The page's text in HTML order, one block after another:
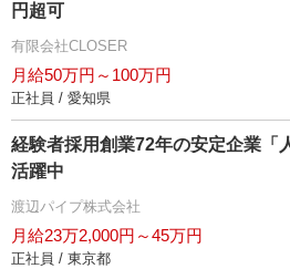
円超可
有限会社CLOSER
月給50万円～100万円
正社員 / 愛知県
経験者採用創業72年の安定企業「
活躍中
渡辺パイプ株式会社
月給23万2,000円～45万円
正社員 / 東京都